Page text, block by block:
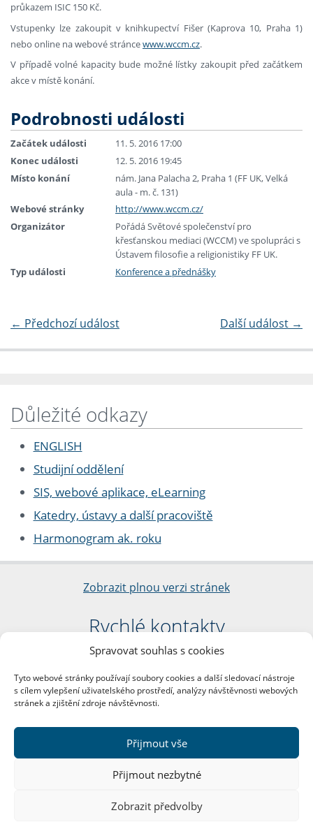
Spravovat souhlas s cookies
Tyto webové stránky používají soubory cookies a další sledovací nástroje
s cílem vylepšení uživatelského prostředí, analýzy návštěvnosti webových
stránek a zjištění zdroje návštěvnosti.
Přijmout vše
Přijmout nezbytné
Zobrazit předvolby
průkazem ISIC 150 Kč.
Vstupenky lze zakoupit v knihkupectví Fišer (Kaprova 10, Praha 1)
nebo online na webové stráncewww.wccm.cz.
V případě volné kapacity bude možné lístky zakoupit před začátkem
akce v místě konání.
Podrobnosti události
Začátek události
11. 5. 2016 17:00
Konec události
12. 5. 2016 19:45
Místo konání
nám. Jana Palacha 2, Praha 1 (FF UK, Velká
aula - m. č. 131)
Webové stránky
http://www.wccm.cz/
Organizátor
Pořádá Světové společenství pro
křesťanskou mediaci (WCCM) ve spolupráci s
Ústavem filosofie a religionistiky FF UK.
Typ události
Konference a přednášky
← Předchozí událost Další událost →
Důležité odkazy
ENGLISH
Studijní oddělení
SIS, webové aplikace, eLearning
Katedry, ústavy a další pracoviště
Harmonogram ak. roku
Zobrazit plnou verzi stránek
Rychlé kontakty
Filozofická fakulta
nám. Jana Palacha 1/2
116 38 Praha 1
DIČ: CZ00216208
Další kontakty